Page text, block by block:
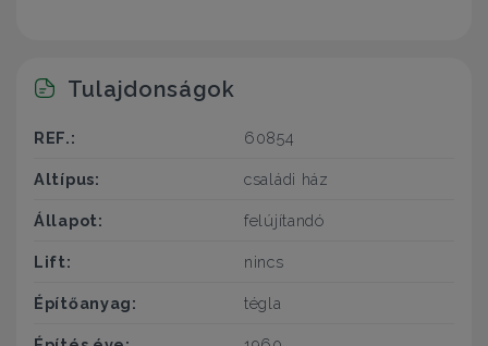
Tulajdonságok
REF.: 60854
Altípus: családi ház
Állapot: felújítandó
Lift: nincs
Építőanyag: tégla